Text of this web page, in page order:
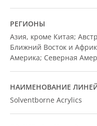
РЕГИОНЫ
Азия, кроме Китая;
Ближний Восток и
Америка; Северная
НАИМЕНОВАНИЕ
Solventborne Acrylics